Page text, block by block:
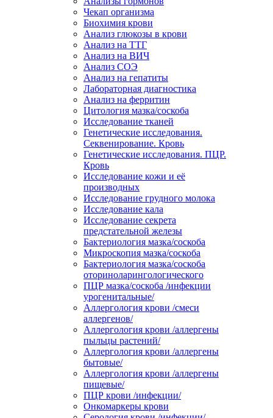
Чекап организма
Биохимия крови
Анализ глюкозы в крови
Анализ на ТТГ
Анализ на ВИЧ
Анализ СОЭ
Анализ на гепатиты
Лабораторная диагностика
Анализ на ферритин
Цитология мазка/соскоба
Исследование тканей
Генетические исследования.
Секвенирование. Кровь
Генетические исследования. ПЦР.
Кровь
Исследование кожи и её
производных
Исследование грудного молока
Исследование кала
Исследование секрета
предстательной железы
Бактериология мазка/соскоба
Микроскопия мазка/соскоба
Бактериология мазка/соскоба
оториноларингологического
ПЦР мазка/соскоба /инфекции
урогенитальные/
Аллергология крови /смеси
аллергенов/
Аллергология крови /аллергены
пыльцы растений/
Аллергология крови /аллергены
бытовые/
Аллергология крови /аллергены
пищевые/
ПЦР крови /инфекции/
Онкомаркеры крови